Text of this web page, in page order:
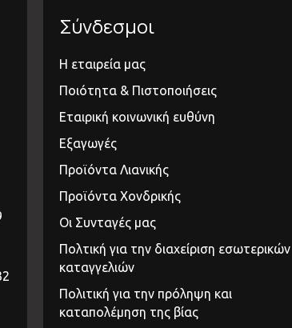
Σύνδεσμοι
Η εταιρεία μας
Ποιότητα & Πιστοποιήσεις
Εταιρική κοινωνική ευθύνη
Εξαγωγές
Προϊόντα Λιανικής
Προϊόντα Χονδρικής
Οι Συνταγές μας
Πολτική για την διαχείριση εσωτερικών
καταγγελιών
Πολιτική για την πρόληψη και
καταπολέμηση της βίας